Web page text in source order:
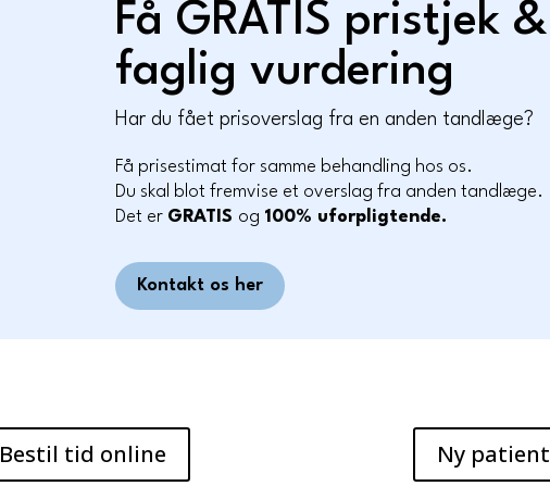
Få GRATIS pristjek &
faglig vurdering
Har du fået prisoverslag fra en anden tandlæge?
Få prisestimat for samme behandling hos os.
Du skal blot fremvise et overslag fra anden tandlæge.
Det er GRATIS og 100% uforpligtende.
Kontakt os her
Bestil tid online Ny patient